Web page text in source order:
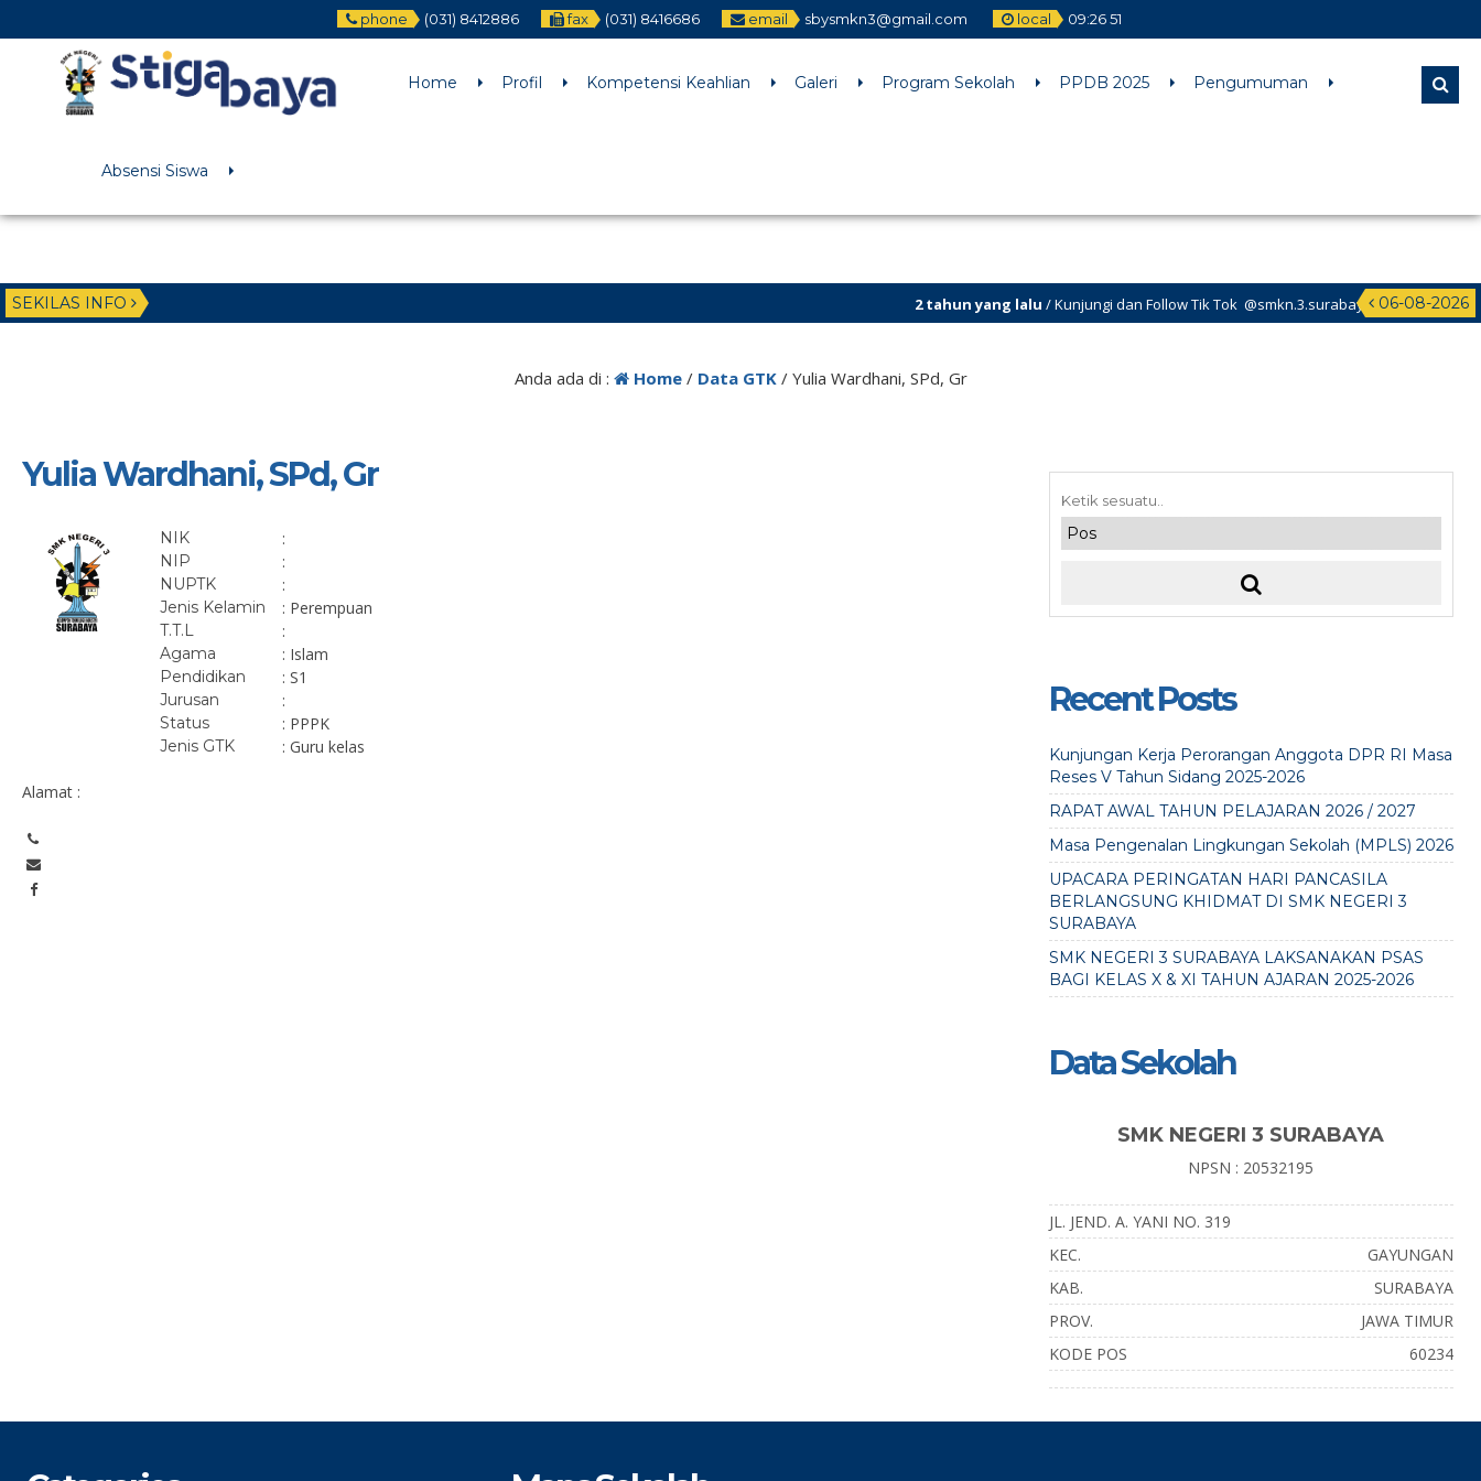
: Function WP_Dependencies->add_data() was called with an argument that is deprecatedsince version 6.9.0! IE conditional comments are ignored by all supported browsers. in
/home/u6225882/public_html/wp-includes/functions.php
phone (031) 8412886 fax (031) 8416686 email sbysmkn3@gmail.com local 09:2651
Home Profil Kompetensi Keahlian Galeri Program Sekolah PPDB 2025 Pengumuman
Absensi Siswa
SEKILAS INFO 06-08-2026
2 tahun yang lalu/ Kunjungi dan Follow Tik Tok @smkn.3.surabaya untuk info info
Anda ada di : Home/ Data GTK/ Yulia Wardhani, SPd, Gr
Yulia Wardhani, SPd, Gr
NIK :
NIP :
NUPTK :
Jenis Kelamin : Perempuan
T.T.L :
Agama : Islam
Pendidikan : S1
Jurusan :
Status : PPPK
Jenis GTK : Guru kelas
Alamat :
Recent Posts
Kunjungan Kerja Perorangan Anggota DPR RI Masa
Reses V Tahun Sidang 2025-2026
RAPAT AWAL TAHUN PELAJARAN 2026 / 2027
Masa Pengenalan Lingkungan Sekolah (MPLS) 2026
UPACARA PERINGATAN HARI PANCASILA
BERLANGSUNG KHIDMAT DI SMK NEGERI 3
SURABAYA
SMK NEGERI 3 SURABAYA LAKSANAKAN PSAS
BAGI KELAS X & XI TAHUN AJARAN 2025-2026
Data Sekolah
SMK NEGERI 3 SURABAYA
NPSN : 20532195
JL. JEND. A. YANI NO. 319
KEC.
GAYUNGAN
KAB.
SURABAYA
PROV.
JAWA TIMUR
KODE POS
60234